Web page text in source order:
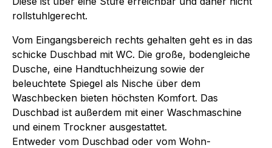
rollstuhlgerecht.
Vom Eingangsbereich rechts gehalten geht es in das
schicke Duschbad mit WC. Die große, bodengleiche
Dusche, eine Handtuchheizung sowie der
beleuchtete Spiegel als Nische über dem
Waschbecken bieten höchsten Komfort. Das
Duschbad ist außerdem mit einer Waschmaschine
und einem Trockner ausgestattet.
Entweder vom Duschbad oder vom Wohn-